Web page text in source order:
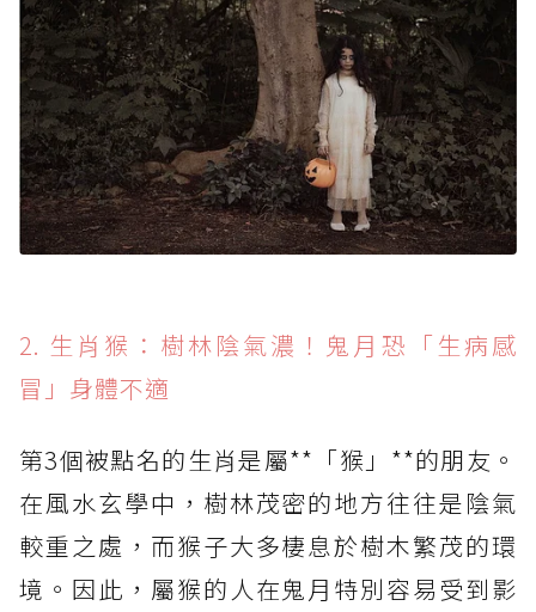
2. 生肖猴：樹林陰氣濃！鬼月恐「生病感
冒」身體不適
第3個被點名的生肖是屬**「猴」**的朋友。
在風水玄學中，樹林茂密的地方往往是陰氣
較重之處，而猴子大多棲息於樹木繁茂的環
境。因此，屬猴的人在鬼月特別容易受到影